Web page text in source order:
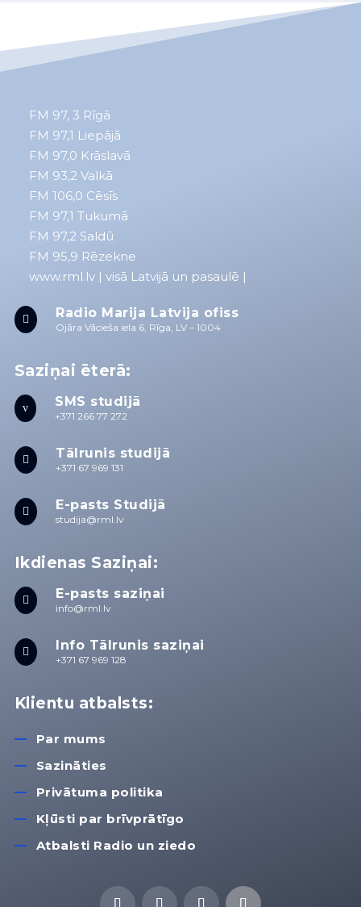
FM 97, 3 Rīgā
FM 97,1 Liepājā
FM 97,0 Krāslavā
FM 93,2 Valkā
FM 106,0 Cēsīs
FM 97,1 Tukumā
FM 97,2 Saldū
FM 95,9 Rēzekne
www.rml.lv| visā Latvijā un pasaulē |
 Radio Marija Latvija ofiss
Ojāra Vācieša iela 6, Rīga, LV – 1004
Saziņai ēterā:
v SMS studijā
+371 266 77 272
 Tālrunis studijā
+371 67 969 131
 E-pasts Studijā
studija@rml.lv
Ikdienas Saziņai:
 E-pasts saziņai
info@rml.lv
 Info Tālrunis saziņai
+371 67 969 128
Klientu atbalsts:
Par mums
Sazināties
Privātuma politika
Kļūsti par brīvprātīgo
Atbalsti Radio un ziedo